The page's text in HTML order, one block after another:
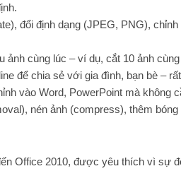
đổi định dạng (JPEG, PNG), chỉnh
ảnh cùng lúc – ví dụ, cắt 10 ảnh
để chia sẻ với gia đình, bạn bè –
vào Word, PowerPoint mà không
nén ảnh (compress), thêm
Office 2010, được yêu thích vì sự